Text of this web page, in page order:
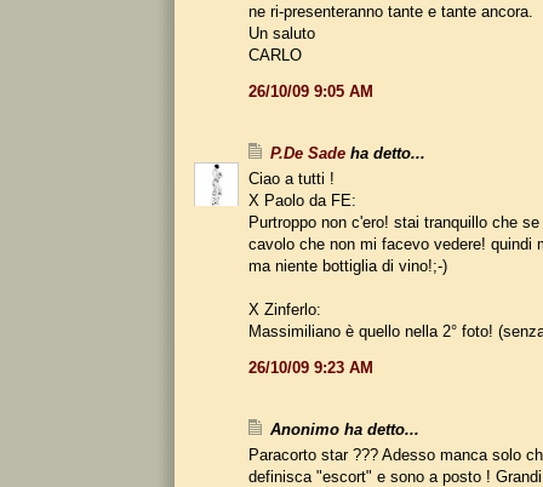
ne ri-presenteranno tante e tante ancora.
Un saluto
CARLO
26/10/09 9:05 AM
P.De Sade ha detto...
Ciao a tutti !
X Paolo da FE:
Purtroppo non c'ero! stai tranquillo che
cavolo che non mi facevo vedere! quindi
ma niente bottiglia di vino!;-)
X Zinferlo:
Massimiliano è quello nella 2° foto!
26/10/09 9:23 AM
Anonimo ha detto...
Paracorto star ??? Adesso manca solo
definisca "escort" e sono a posto !